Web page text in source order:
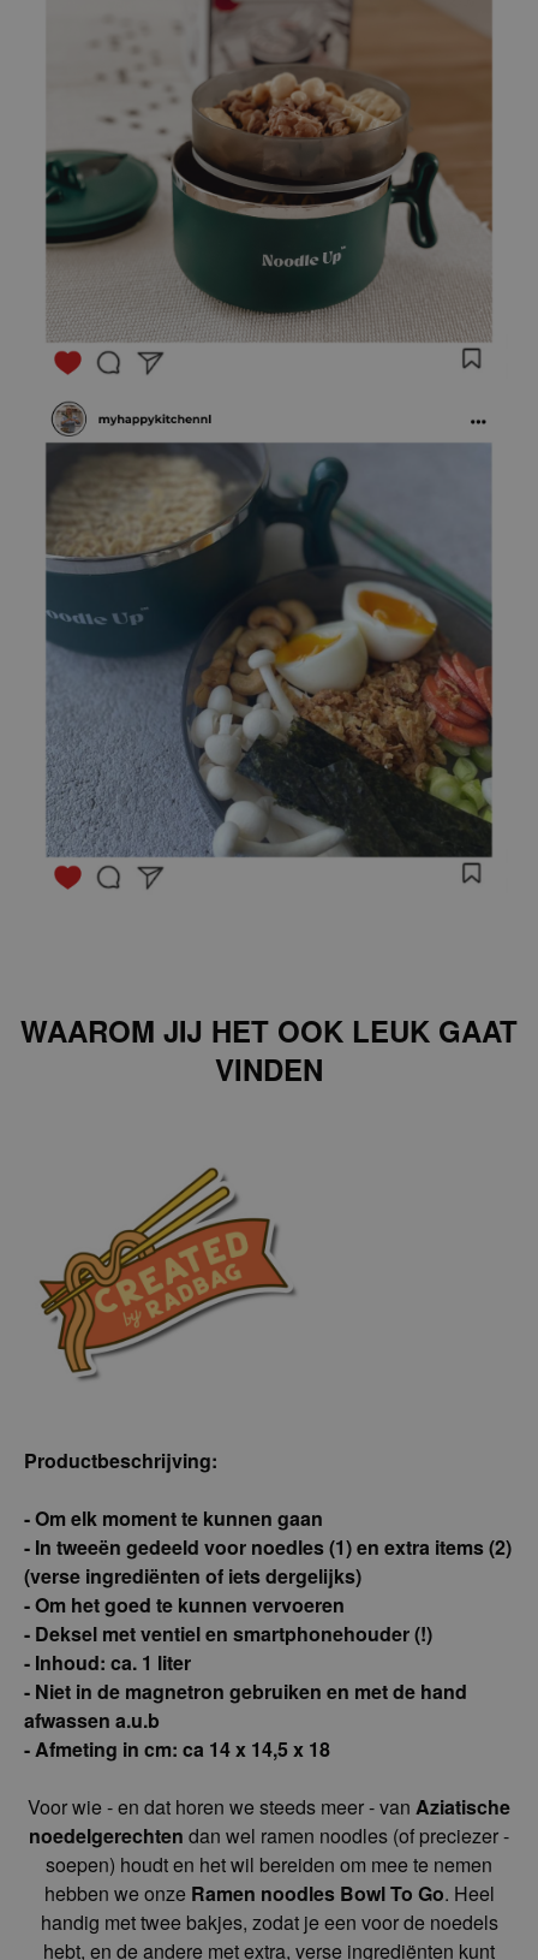
WAAROM JIJ HET OOK LEUK GAAT
- Om elk moment te kunnen gaan
- In tweeën gedeeld voor noedles (1) en extra
items (2) (verse ingrediënten of iets dergelijks)
- Om het goed te kunnen vervoeren
- Deksel met ventiel en smartphonehouder (!)
- Inhoud: ca. 1 liter
- Niet in de magnetron gebruiken en met de
hand afwassen a.u.b
Voor wie - en dat horen we steeds meer - van
Aziatische noedelgerechtendan wel ramen
noodles (of preciezer -soepen) houdt en het wil
bereiden om mee te nemen hebben we onze